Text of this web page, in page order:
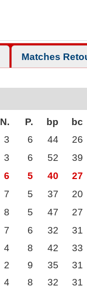
Matches
N. P. bp bc
3 6 44 26
3 6 52 39
6 5 40 27
7 5 37 20
8 5 47 27
7 6 32 31
4 8 42 33
2 9 35 31
4 8 32 31